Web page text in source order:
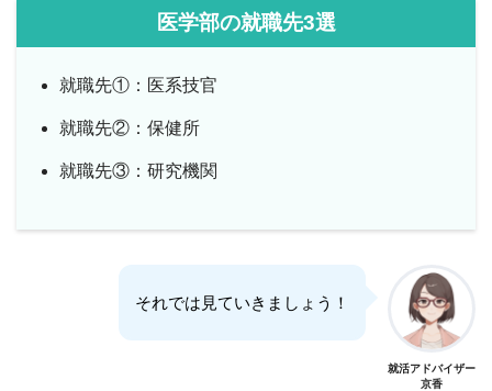
医学部の就職先3選
就職先①：医系技官
就職先②：保健所
就職先③：研究機関
それでは見ていきましょう！
就活アドバイザー
京香